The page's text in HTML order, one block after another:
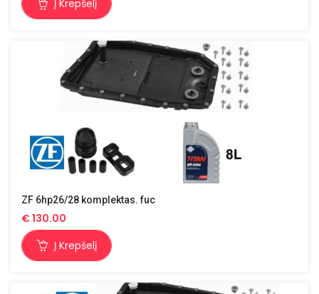
Į Krepšelį
ZF 6hp26/28 komplektas. fuc
€130.00
Į Krepšelį